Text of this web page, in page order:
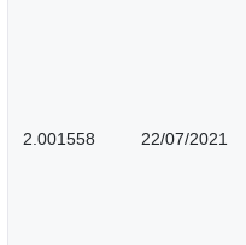
2.001558 22/07/2021